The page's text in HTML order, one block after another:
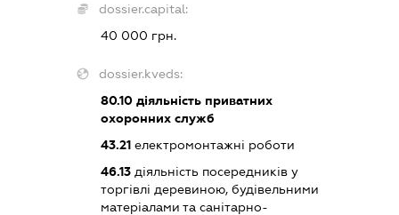
dossier.capital:
40 000 грн.
dossier.kveds:
80.10діяльність приватних
охоронних служб
43.21електромонтажні роботи
46.13діяльність посередників у
торгівлі деревиною, будівельними
матеріалами та санітарно-